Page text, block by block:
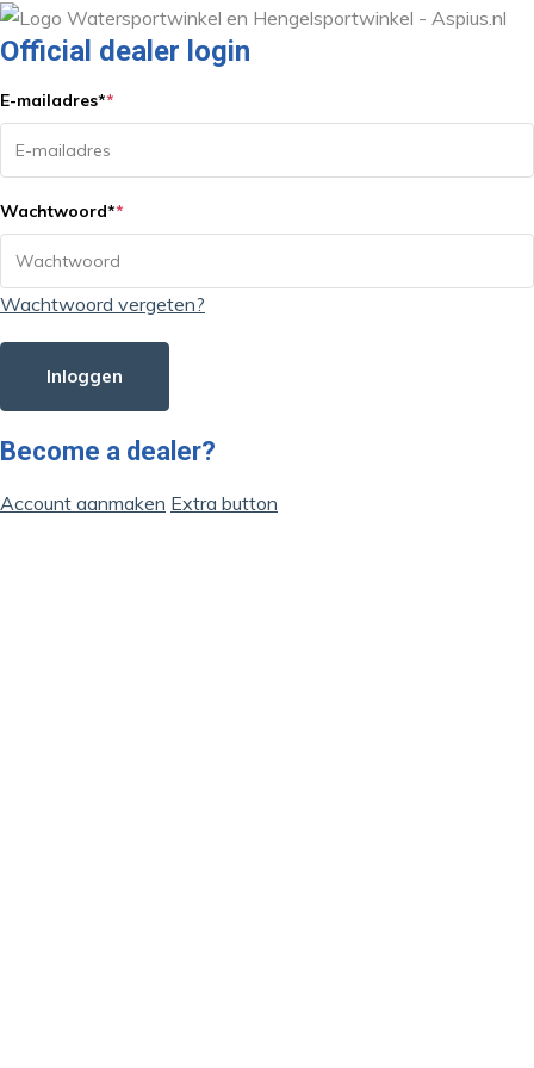
Official dealer login
E-mailadres**
Wachtwoord**
Wachtwoord vergeten?
Inloggen
Become a dealer?
Account aanmaken Extra button